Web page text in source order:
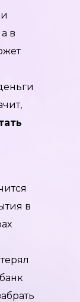
в
в